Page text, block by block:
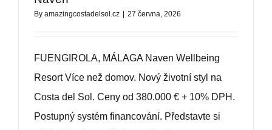
KONTAKT
By amazingcostadelsol.cz 27 června, 2026
FUENGIROLA, MÁLAGA Naven Wellbeing
Resort Více než domov. Nový životní styl na
Costa del Sol. Ceny od 380.000 € + 10% DPH.
Postupný systém financování. Představte si